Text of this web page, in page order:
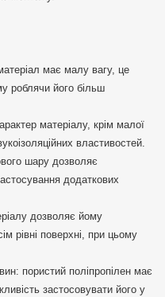
має малу вагу, це
роблячи його більш
матеріалу, крім малої
властивостей.
шару дозволяє
додаткових
дозволяє йому
рівні поверхні, при цьому
пористий поліпропілен має
застосовувати його у